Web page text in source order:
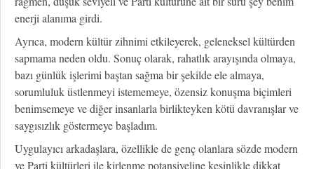
enerji alanıma girdi.
Ayrıca, modern kültür zihnimi etkileyerek, geleneksel kültürden
sapmama neden oldu. Sonuç olarak, rahatlık arayışında olmaya,
bazı günlük işlerimi baştan sağma bir şekilde ele almaya,
sorumluluk üstlenmeyi istememeye, özensiz konuşma biçimleri
benimsemeye ve diğer insanlarla birlikteyken kötü davranışlar ve
saygısızlık göstermeye başladım.
Uygulayıcı arkadaşlara, özellikle de genç olanlara sözde modern
ve Parti kültürleri ile kirlenme potansiyeline kesinlikle dikkat